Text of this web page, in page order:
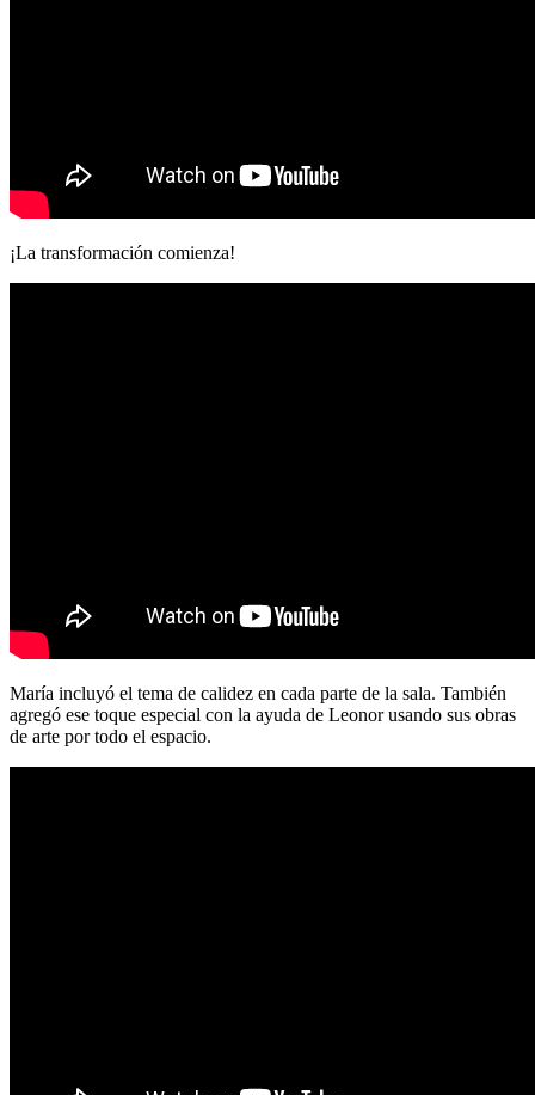
¡La transformación comienza!
María incluyó el tema de calidez en cada parte de la sala. También
agregó ese toque especial con la ayuda de Leonor usando sus obras
de arte por todo el espacio.